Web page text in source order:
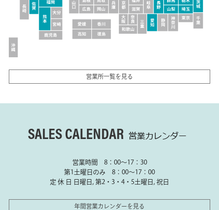
営業所一覧を見る
SALES CALENDAR 営業カレンダー
営業時間 8：00～17：30
第1土曜日のみ 8：00～17：00
定 休 日 日曜日, 第2・3・4・5土曜日, 祝日
年間営業カレンダーを見る